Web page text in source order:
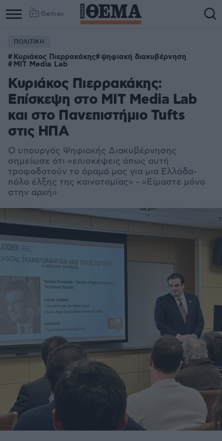
Games
ΠΟΛΙΤΙΚΗ
Κυριάκος Πιερρακάκης ψηφιακή διακυβέρνηση
MIT Media Lab
Κυριάκος Πιερρακάκης:
Επίσκεψη στο MIT Media Lab
και στο Πανεπιστήμιο Tufts
στις ΗΠΑ
Ο υπουργός Ψηφιακής Διακυβέρνησης
σημείωσε ότι «επισκέψεις όπως αυτή
τροφοδοτούν το όραμά μας για μια Ελλάδα-
πόλο έλξης της καινοτομίας» - «Είμαστε μόνο
στην αρχή»